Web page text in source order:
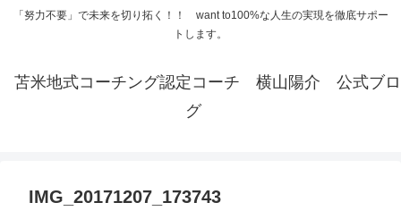
「努力不要」で未来を切り拓く！！ want to100%な人生の実現を徹底サポー
トします。
苫米地式コーチング認定コーチ 横山陽介 公式ブロ
グ
IMG_20171207_173743